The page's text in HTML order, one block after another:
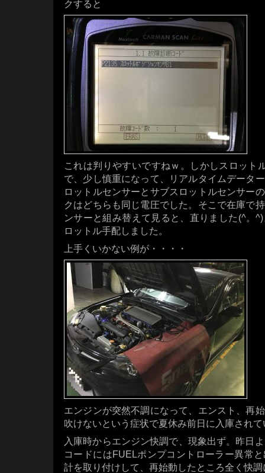
クすると
これは判りやすいですねｗ。しかしスロット
で、少し慎重になって、リアルタイムデータ
ロットルセンサーとサブスロットルセンサー
クはどちらも同じ電圧でした。そこで在庫で
ンサーと組み替えて見ると、直りました(^。
ロットル手配しました。
上手くいかない例が・・・・
エンジンが突然不調になって、エンスト、再
吹けないという症状で夏休み前日に入庫され
入庫時からエンジン快調で、現象出ず。昨日
コードにはFUELポンプコントローラー異常
計を取り付けして、再始動したところ全く快